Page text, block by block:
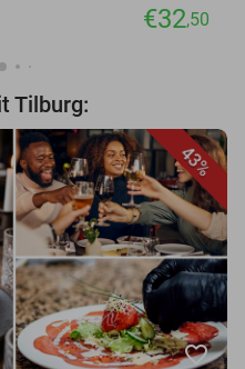
€32,50
Tilburg:
43%
favorite_border